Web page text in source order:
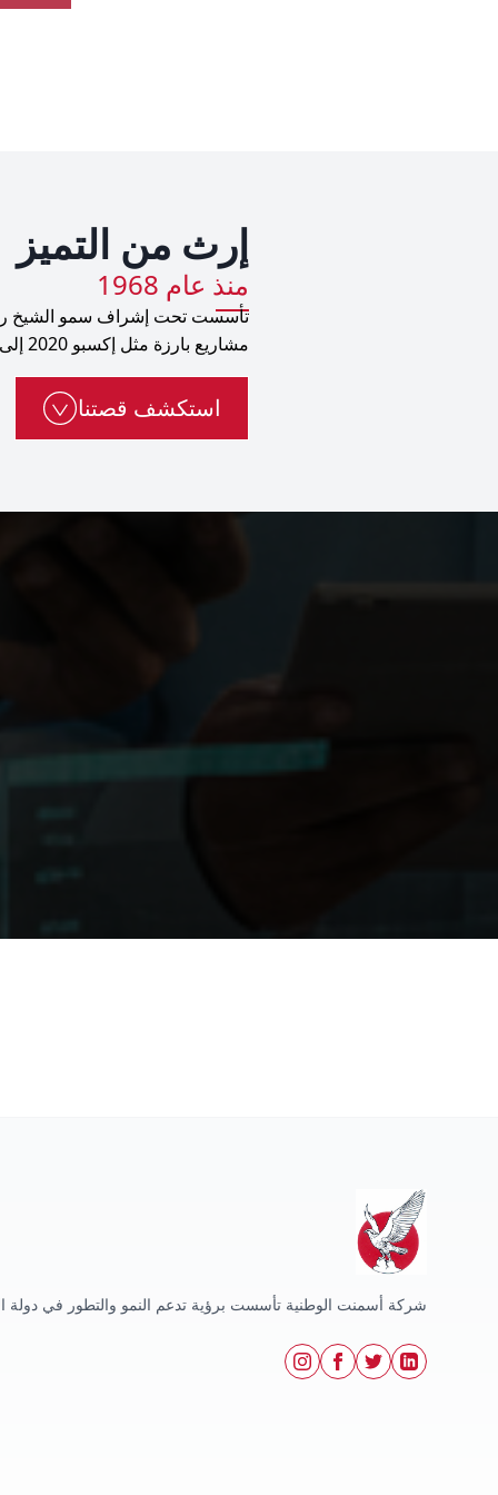
إرث من التميز
منذ عام 1968
تأسست تحت إشراف سمو الشيخ
مشاريع بارزة مثل إكسبو 2020 إلى تعزيز الاستدامة، نواصل بناء مستقبل أفضل.
استكشف قصتنا
شركة أسمنت الوطنية تأسست برؤية تدعم النمو والتطور في دولة